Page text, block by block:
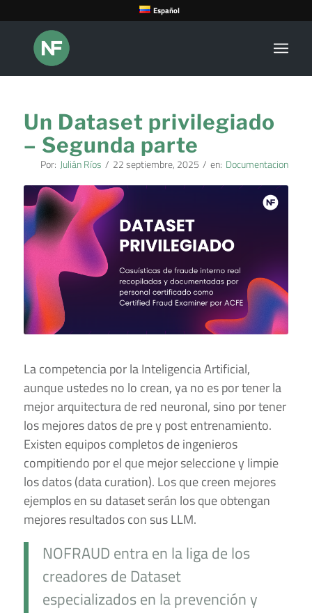
Español
Un Dataset privilegiado
– Segunda parte
Por: Julián Ríos / 22 septiembre, 2025 / en: Documentacion
La competencia por la Inteligencia Artificial,
aunque ustedes no lo crean, ya no es por tener la
mejor arquitectura de red neuronal, sino por tener
los mejores datos de pre y post entrenamiento.
Existen equipos completos de ingenieros
compitiendo por el que mejor seleccione y limpie
los datos (data curation). Los que creen mejores
ejemplos en su dataset serán los que obtengan
mejores resultados con sus LLM.
NOFRAUD entra en la liga de los
creadores de Dataset
especializados en la prevención y